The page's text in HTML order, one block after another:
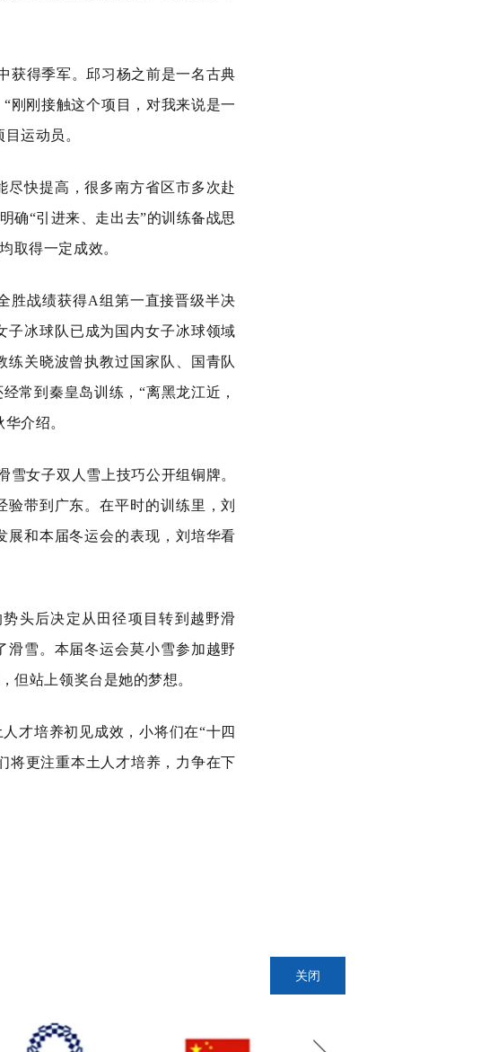
获得季军。邱习杨之前是一名古典
刚刚接触这个项目，对我来说是一
运动员。
快提高，很多南方省区市多次赴
确“引进来、走出去”的训练备战思
取得一定成效。
胜战绩获得A组第一直接晋级半决
子冰球队已成为国内女子冰球领域
关晓波曾执教过国家队、国青队
常到秦皇岛训练，“离黑龙江近，
介绍。
雪女子双人雪上技巧公开组铜牌。
带到广东。在平时的训练里，刘
展和本届冬运会的表现，刘培华看
头后决定从田径项目转到越野滑
雪。本届冬运会莫小雪参加越野
但站上领奖台是她的梦想。
才培养初见成效，小将们在“十四
将更注重本土人才培养，力争在下
关闭